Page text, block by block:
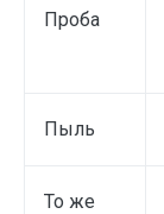
Проба
Пыль
То же